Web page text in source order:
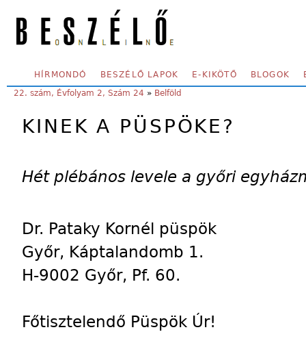
SECONDARY MENU
HÍRMONDÓ BESZÉLŐ LAPOK E-KIKÖTŐ BLOGOK
YOU ARE HERE:
22. szám, Évfolyam 2, Szám 24 » Belföld
KINEK A PÜSPÖKE?
Hét plébános levele a győri
Dr. Pataky Kornél püspök
Győr, Káptalandomb 1.
H-9002 Győr, Pf. 60.
Főtisztelendő Püspök Úr!